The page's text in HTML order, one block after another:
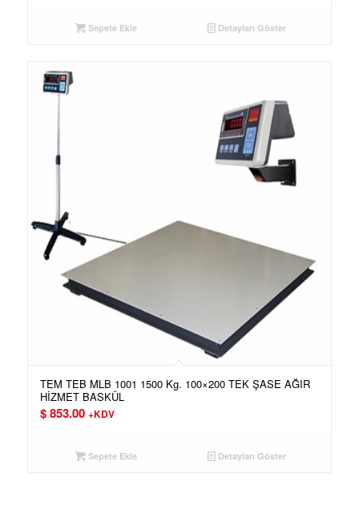
Sepete Ekle Detayları Göster
TEM TEB MLB 1001 1500 Kg. 100×200 TEK ŞASE AĞIR
HİZMET BASKÜL
$853.00 +KDV
Sepete Ekle Detayları Göster